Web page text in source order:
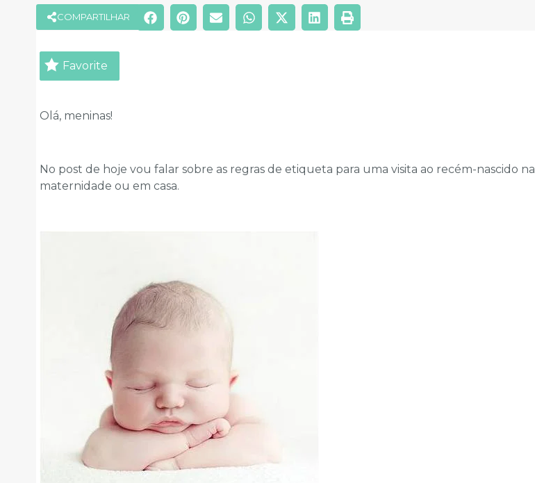
COMPARTILHAR
Favorite
Olá, meninas!
No post de hoje vou falar sobre as regras de etiqueta para uma visita ao recém-nascido na
maternidade ou em casa.